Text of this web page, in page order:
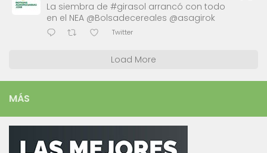
La siembra de #girasol arrancó con todo
en el NEA @Bolsadecereales @asagirok
Twitter
Load More
MÁS